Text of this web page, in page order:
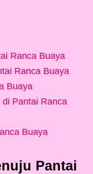
Ranca Buaya
Ranca Buaya
Buaya
Pantai Ranca
Buaya
Pantai